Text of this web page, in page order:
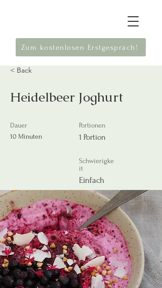
Zum kostenlosen Erstgespräch!
< Back
Heidelbeer Joghurt
Dauer
10 Minuten
Portionen
1 Portion
Schwierigke
it
Einfach